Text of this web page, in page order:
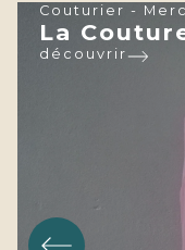
Couturier -
La
découvrir